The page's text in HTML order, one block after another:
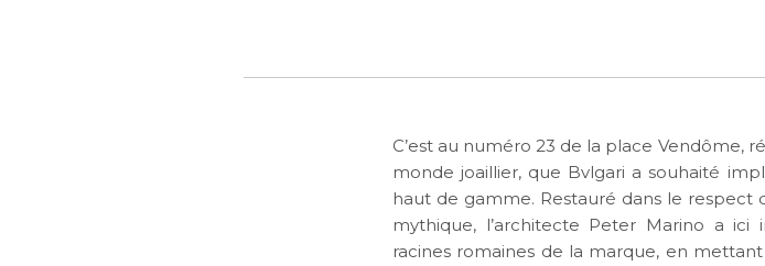
C’est au numéro 23 de la place
monde joaillier, que Bvlgari a souhaité
haut de gamme. Restauré dans le respect
mythique, l’architecte Peter Marino a ici
racines romaines de la marque, en